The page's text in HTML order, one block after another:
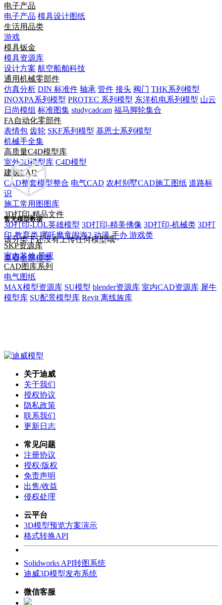
电子产品
电子产品 模具设计图纸
生活用品类
游戏
模具钣金
模具资源库
设计方案 航空船舶科技
通用机械零部件
仿真分析 DIN 标准件 轴承 管件 接头 阀门 THK系列模型
INOXPA系列模型 PROTEC 系列模型 东洋机电系列模型 山云
日尚模组 标准图集 studycadcam 福马脚轮集合
FA自动化零部件
表情包 齿轮 SKF系列模型 基恩士系列模型
机械手全集
高质量C4D模型库
室外3D模型库 C4D模型
建筑CAD
CAD整套模型整合 电气CAD 农村别墅CAD施工图纸 道路标
识
施工常用图图库
3D打印-精品文件
3D打印-LOL英雄模型 3D打印-精美佛像 3D打印-机械类 3D打
印-教育类 哪吒魔童闹海2 动漫 手办 游戏类
SKP资源库
室内装修 景观
CAD图库系列
电气图纸
MAX模型资源库 SU模型 blender资源库 室内CAD资源库 犀牛
模型库 SU配景模型库 Revit 离线族库
暂无模型数据
该分类下还没有上传任何模型哦~
查看全部模型
关于迪威
关于我们
授权协议
隐私政策
联系我们
更新日志
常见问题
注册协议
授权/版权
免责声明
出售/收益
侵权处理
云平台
3D模型预览方案演示
格式转换API
Solidworks API转图系统
迪威3D模型发布系统
微信客服